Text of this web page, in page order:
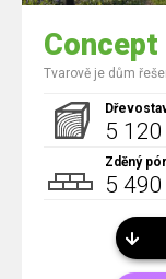
Concept
Tvarově je dům
5
Zděný
5